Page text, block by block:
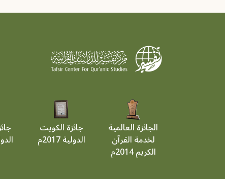
الجائزة العالمية
لخدمة القرآن
الكريم 2014م
جائزة الكويت
الدولية 2017م